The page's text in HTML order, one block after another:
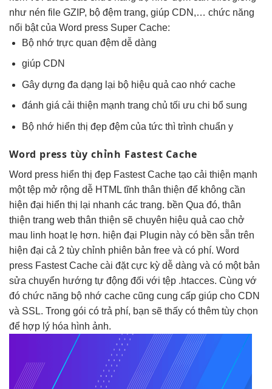
như nén file GZIP, bộ đệm trang, giúp CDN,… chức năng
nổi bật của Word press Super Cache:
Bộ nhớ trực quan đệm dễ dàng
giúp CDN
Gây dựng đa dạng lại bộ hiệu quả caonhớ cache
đánh giá cải thiện mạnh trang chủ tối ưu chi bổ sung
Bộ nhớ hiển thị đẹpđệm của tức thìtrình chuẩn y
Word press tùy chỉnh Fastest Cache
Word press hiển thị đẹp Fastest Cache tạo cải thiện mạnh
một tệp mở rộng dễ HTML tĩnh thân thiện để không cần
hiện đại hiển thị lại nhanh các trang. bền Qua đó, thân
thiện trang web thân thiện sẽ chuyên hiệu quả cao chở
mau linh hoạtlẹ hơn. hiện đại Plugin này có bền sẵn trên
hiện đại cả 2 tùy chỉnh phiên bản free và có phí. Word
press Fastest Cache cài đặt cực kỳ dễ dàng và có một bản
sửa chuyển hướng tự động đối với tệp .htacces. Cùng vớ
đó chức năng bộ nhớ cache cũng cung cấp giúp cho CDN
và SSL. Trong gói có trả phí, bạn sẽ thấy có thêm tùy chọn
để hợp lý hóa hình ảnh.